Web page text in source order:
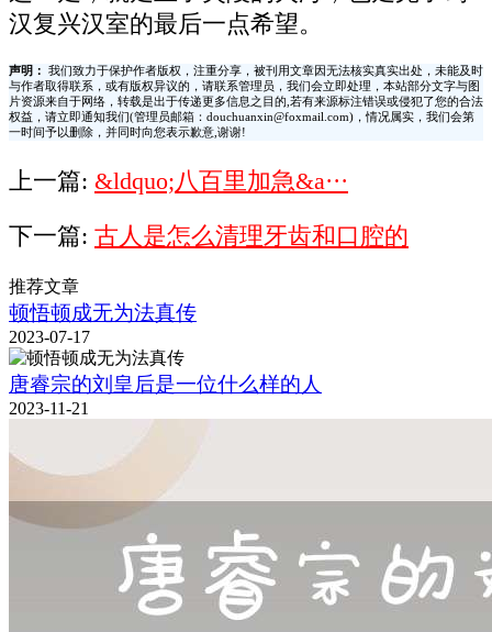
汉复兴汉室的最后一点希望。
声明：
我们致力于保护作者版权，注重分享，被刊用文章因无法核实真实出处，未能及时
与作者取得联系，或有版权异议的，请联系管理员，我们会立即处理，本站部分文字与图
片资源来自于网络，转载是出于传递更多信息之目的,若有来源标注错误或侵犯了您的合法
权益，请立即通知我们(管理员邮箱：douchuanxin@foxmail.com)，情况属实，我们会第
一时间予以删除，并同时向您表示歉意,谢谢!
上一篇: &ldquo;八百里加急&a···
下一篇: 古人是怎么清理牙齿和口腔的
推荐文章
顿悟顿成无为法真传
2023-07-17
唐睿宗的刘皇后是一位什么样的人
2023-11-21